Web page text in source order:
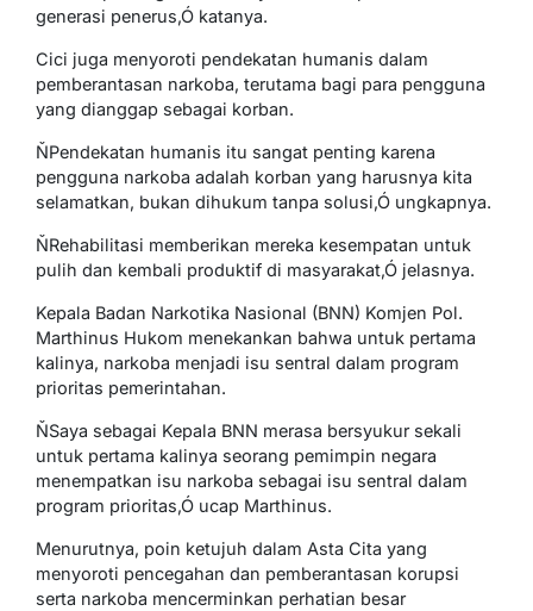
generasi penerus,Ó katanya.
Cici juga menyoroti pendekatan humanis dalam
pemberantasan narkoba, terutama bagi para pengguna
yang dianggap sebagai korban.
ŇPendekatan humanis itu sangat penting karena
pengguna narkoba adalah korban yang harusnya kita
selamatkan, bukan dihukum tanpa solusi,Ó ungkapnya.
ŇRehabilitasi memberikan mereka kesempatan untuk
pulih dan kembali produktif di masyarakat,Ó jelasnya.
Kepala Badan Narkotika Nasional (BNN) Komjen Pol.
Marthinus Hukom menekankan bahwa untuk pertama
kalinya, narkoba menjadi isu sentral dalam program
prioritas pemerintahan.
ŇSaya sebagai Kepala BNN merasa bersyukur sekali
untuk pertama kalinya seorang pemimpin negara
menempatkan isu narkoba sebagai isu sentral dalam
program prioritas,Ó ucap Marthinus.
Menurutnya, poin ketujuh dalam Asta Cita yang
menyoroti pencegahan dan pemberantasan korupsi
serta narkoba mencerminkan perhatian besar